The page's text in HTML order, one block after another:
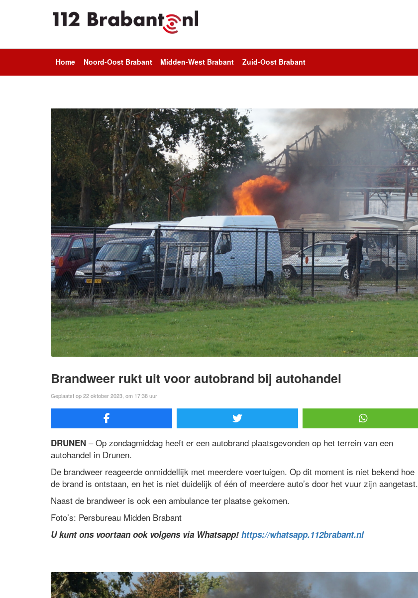
Home Noord-Oost Brabant Midden-West Brabant Zuid-Oost Brabant
Brandweer rukt uit voor autobrand bij autohandel
Geplaatst op 22 oktober 2023, om 17:38 uur
DRUNEN – Op zondagmiddag heeft er een autobrand plaatsgevonden op het terrein van een
autohandel in Drunen.
De brandweer reageerde onmiddellijk met meerdere voertuigen. Op dit moment is niet bekend hoe
de brand is ontstaan, en het is niet duidelijk of één of meerdere auto’s door het vuur zijn aangetast.
Naast de brandweer is ook een ambulance ter plaatse gekomen.
Foto’s: Persbureau Midden Brabant
U kunt ons voortaan ook volgens via Whatsapp! https://whatsapp.112brabant.nl